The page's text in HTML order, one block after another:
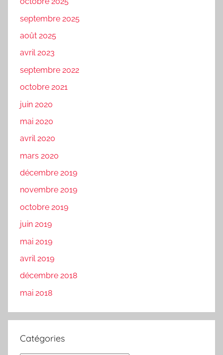
septembre 2025
août 2025
avril 2023
septembre 2022
octobre 2021
juin 2020
mai 2020
avril 2020
mars 2020
décembre 2019
novembre 2019
octobre 2019
juin 2019
mai 2019
avril 2019
décembre 2018
mai 2018
Catégories